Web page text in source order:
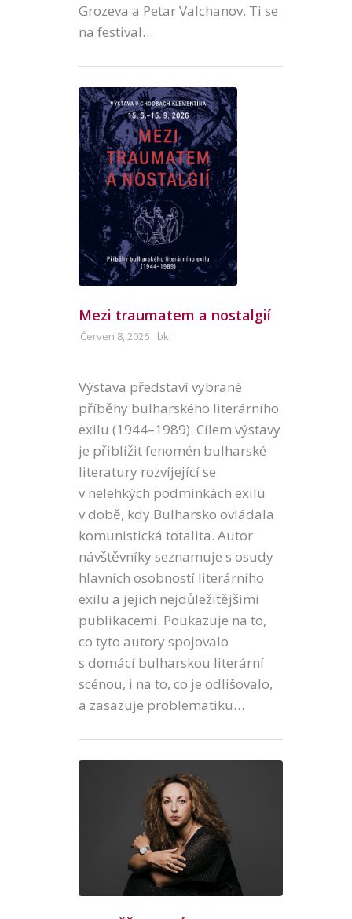
Grozeva a Petar Valchanov. Ti se
na festival…
Mezi traumatem a nostalgií
Červen 8, 2026 bki
Výstava představí vybrané
příběhy bulharského literárního
exilu (1944–1989). Cílem výstavy
je přiblížit fenomén bulharské
literatury rozvíjející se
v nelehkých podmínkách exilu
v době, kdy Bulharsko ovládala
komunistická totalita. Autor
návštěvníky seznamuje s osudy
hlavních osobností literárního
exilu a jejich nejdůležitějšími
publikacemi. Poukazuje na to,
co tyto autory spojovalo
s domácí bulharskou literární
scénou, i na to, co je odlišovalo,
a zasazuje problematiku…